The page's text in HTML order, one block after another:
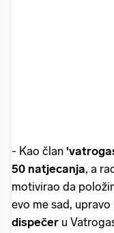
- Kao član
50 natjecanja, a
motivirao da
evo me sad,
dispečer u